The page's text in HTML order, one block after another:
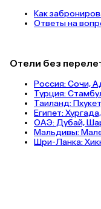
Как
Ответы на
Отели без
Россия:Сочи,
Турция:
Таиланд:
Египет:Хургада,
ОАЭ:Дубай,
Мальдивы:
Шри-Ланка: